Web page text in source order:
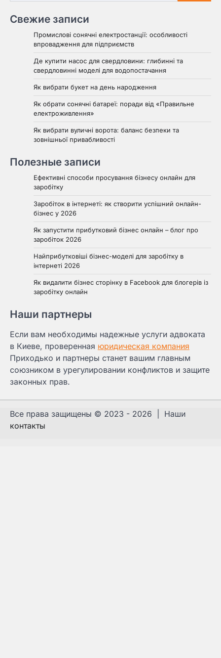
Свежие записи
Промислові сонячні електростанції: особливості
впровадження для підприємств
Де купити насос для свердловини: глибинні та
свердловинні моделі для водопостачання
Як вибрати букет на день народження
Як обрати сонячні батареї: поради від «Правильне
електроживлення»
Як вибрати вуличні ворота: баланс безпеки та
зовнішньої привабливості
Полезные записи
Ефективні способи просування бізнесу онлайн для
заробітку
Заробіток в інтернеті: як створити успішний онлайн-
бізнес у 2026
Як запустити прибутковий бізнес онлайн – блог про
заробіток 2026
Найприбутковіші бізнес-моделі для заробітку в
інтернеті 2026
Як видалити бізнес сторінку в Facebook для блогерів із
заробітку онлайн
Наши партнеры
Если вам необходимы надежные услуги адвоката
в Киеве, проверенная юридическая компания
Приходько и партнеры станет вашим главным
союзником в урегулировании конфликтов и защите
законных прав.
Все права защищены © 2023 - 2026 | Наши
контакты